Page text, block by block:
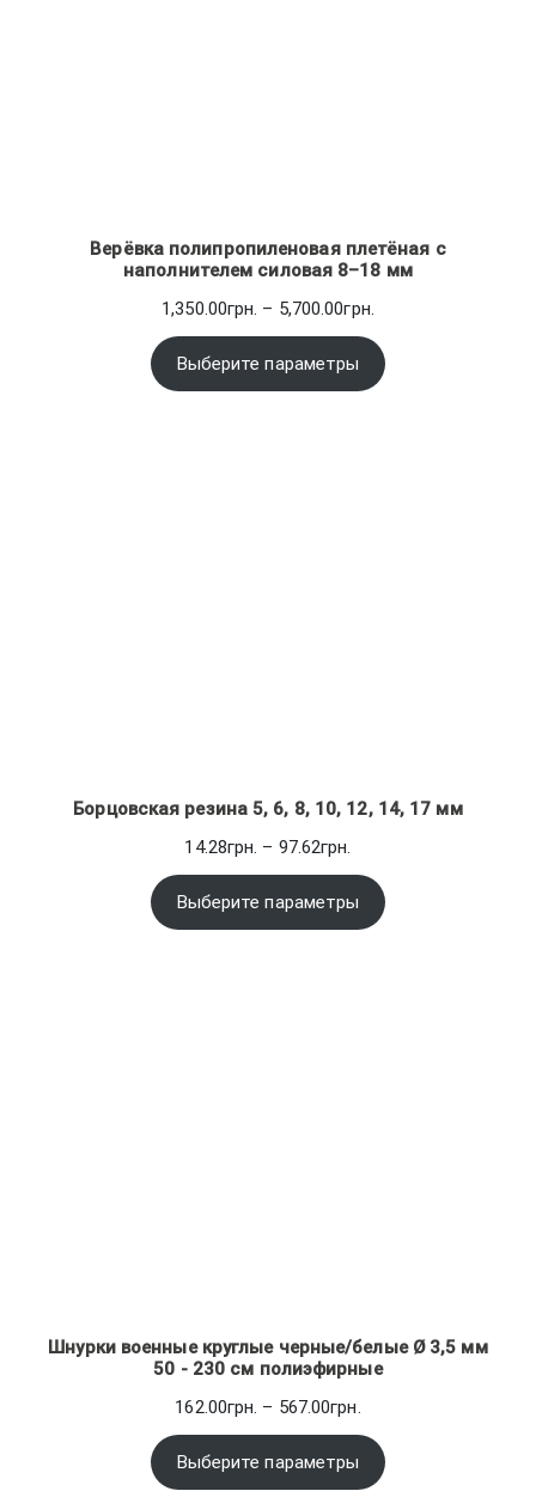
Верёвка полипропиленовая плетёная с
наполнителем силовая 8–18 мм
1,350.00грн. – 5,700.00грн.
1,350.00грн.
–
Выберите параметры
Борцовская резина 5, 6, 8, 10, 12, 14, 17 мм
14.28грн. – 97.62грн.
цен:
14.28грн.
–
Выберите параметры
Шнурки военные круглые черные/белые Ø 3,5 мм
50 - 230 см полиэфирные
162.00грн. – 567.00грн.
цен:
162.00грн.
–
Выберите параметры